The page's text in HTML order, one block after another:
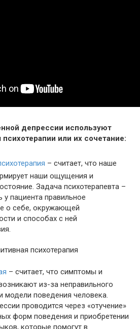
депрессии используют
или их сочетание:
– считает, что наше
наши ощущения и
Задача психотерапевта –
пациента правильное
о себе, окружающей
и способах с ней
– считает, что симптомы и
из-за неправильного
модели поведения человека.
проводится через «отучение»
форм поведения и приобретении
которые помогут в